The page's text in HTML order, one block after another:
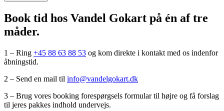
1
GMT
10.00
antal
Book tid hos Vandel Gokart på én af tre
måder.
1 – Ring +45 88 63 88 53 og kom direkte i kontakt med os indenfor
åbningstid.
2 – Send en mail til info@vandelgokart.dk
3 – Brug vores booking forespørgsels formular til højre og få forslag
til jeres pakkes indhold undervejs.